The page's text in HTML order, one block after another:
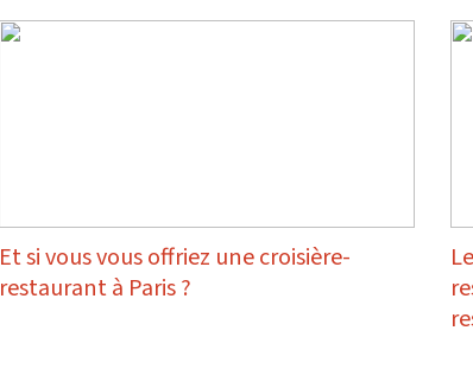
Et si vous vous offriez une croisière-
restaurant à Paris ?